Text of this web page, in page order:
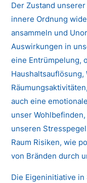
Der Zustand
innere Ordnung
ansammeln und
Auswirkungen in
eine Entrümpelung,
auch eine
unser
unseren
Raum Risiken, wie
von Bränden durch
Die Eigeninitiative in